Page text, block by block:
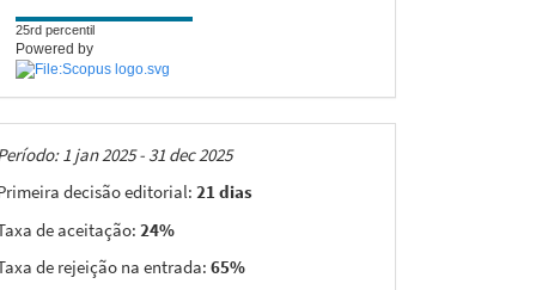
25rd percentil
Powered by
1 jan 2025 - 31 dec 2025
decisão editorial: 21 dias
de aceitação: 24%
de rejeição na entrada: 65%